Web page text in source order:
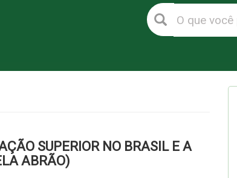
SUPERIOR NO BRASIL E A
ABRÃO)